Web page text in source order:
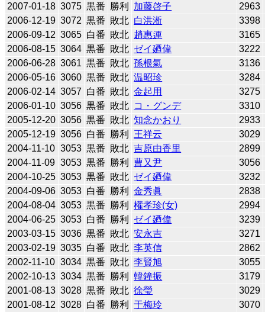
2007-01-18 3075 黒番 勝利 加藤啓子
2963
2006-12-19 3072 黒番 敗北 白洪淅
3398
2006-09-12 3065 白番 敗北 趙惠連
3165
2006-08-15 3064 黒番 敗北 ゼイ廼偉
3222
2006-06-28 3061 黒番 敗北 孫根氣
3136
2006-05-16 3060 黒番 敗北 温昭珍
3284
2006-02-14 3057 白番 敗北 金起用
3275
2006-01-10 3056 黒番 敗北 コ・グンデ
3310
2005-12-20 3056 黒番 敗北 知念かおり
2933
2005-12-19 3056 白番 勝利 王祥云
3029
2004-11-10 3053 黒番 敗北 吉原由香里
2899
2004-11-09 3053 黒番 勝利 曹又尹
3056
2004-10-25 3053 黒番 敗北 ゼイ廼偉
3232
2004-09-06 3053 白番 勝利 金秀眞
2838
2004-08-04 3053 黒番 勝利 權孝珍(女)
2994
2004-06-25 3053 白番 勝利 ゼイ廼偉
3239
2003-03-15 3036 黒番 敗北 安永吉
3271
2003-02-19 3035 白番 敗北 李英信
2862
2002-11-10 3034 黒番 敗北 李賢旭
3055
2002-10-13 3034 黒番 勝利 韓鐘振
3179
2001-08-13 3028 黒番 敗北 徐瑩
3029
2001-08-12 3028 白番 勝利 于梅玲
3070